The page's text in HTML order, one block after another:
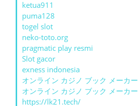
ketua911
puma128
togel slot
neko-toto.org
pragmatic play resmi
Slot gacor
exness indonesia
オンライン カジノ ブック メーカー
オンライン カジノ ブック メーカー
https://lk21.tech/